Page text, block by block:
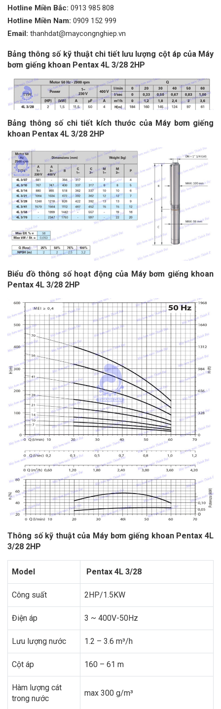
Hotline Miền Bắc: 0913 985 808
Hotline Miền Nam: 0909 152 999
Email: thanhdat@maycongnghiep.vn
Bảng thông số kỹ thuật chi tiết lưu lượng cột áp của Máy
bơm giếng khoan Pentax 4L 3/28 2HP
Bảng thông số chi tiết kích thước của Máy bơm giếng
khoan Pentax 4L 3/28 2HP
Biểu đồ thông số hoạt động của Máy bơm giếng khoan
Pentax 4L 3/28 2HP
Thông số kỹ thuật của Máy bơm giếng khoan Pentax 4L
3/28 2HP
Model Pentax 4L 3/28
Công suất 2HP/1.5KW
Điện áp 3 ~ 400V-50Hz
Lưu lượng nước 1.2 – 3.6 m³/h
Cột áp 160 – 61 m
Hàm lượng cát
trong nước
max 300 g/m³